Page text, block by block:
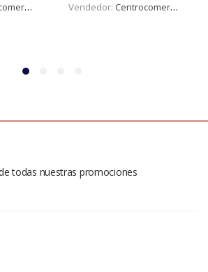
Vendedor: Centrocomercialdigital
todas nuestras promociones